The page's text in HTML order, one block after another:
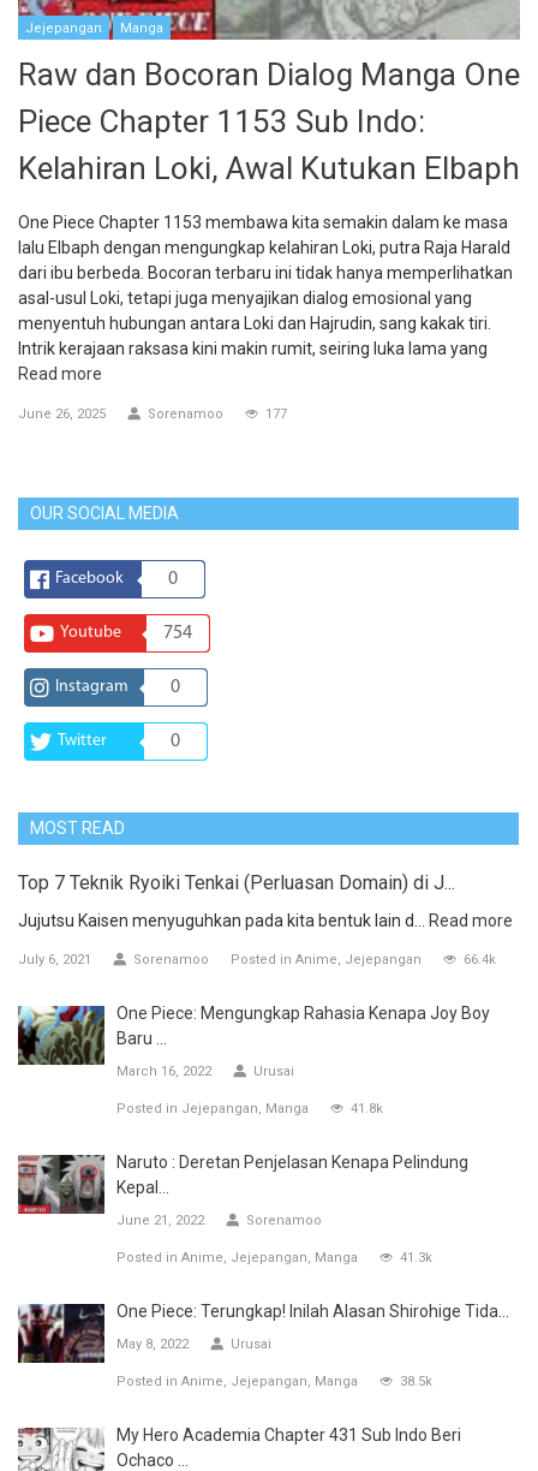
Jejepangan Manga
Raw dan Bocoran Dialog Manga One
Piece Chapter 1153 Sub Indo:
Kelahiran Loki, Awal Kutukan Elbaph
One Piece Chapter 1153 membawa kita semakin dalam ke masa
lalu Elbaph dengan mengungkap kelahiran Loki, putra Raja Harald
dari ibu berbeda. Bocoran terbaru ini tidak hanya memperlihatkan
asal-usul Loki, tetapi juga menyajikan dialog emosional yang
menyentuh hubungan antara Loki dan Hajrudin, sang kakak tiri.
Intrik kerajaan raksasa kini makin rumit, seiring luka lama yang
Read more
June 26, 2025 Sorenamoo 177
OUR SOCIAL MEDIA
Facebook 0
Youtube 754
Instagram 0
Twitter 0
MOST READ
Top 7 Teknik Ryoiki Tenkai (Perluasan Domain) di J...
Jujutsu Kaisen menyuguhkan pada kita bentuk lain d... Read more
July 6, 2021 Sorenamoo Posted in Anime Jejepangan 66.4k
One Piece: Mengungkap Rahasia Kenapa Joy Boy
Baru ...
March 16, 2022 Urusai
Posted in Jejepangan Manga 41.8k
Naruto : Deretan Penjelasan Kenapa Pelindung
Kepal...
June 21, 2022 Sorenamoo
Posted in Anime Jejepangan Manga 41.3k
One Piece: Terungkap! Inilah Alasan Shirohige Tida...
May 8, 2022 Urusai
Posted in Anime Jejepangan Manga 38.5k
My Hero Academia Chapter 431 Sub Indo Beri
Ochaco ...